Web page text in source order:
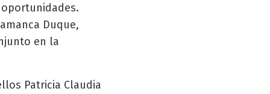
Duque,
en la
Patricia Claudia